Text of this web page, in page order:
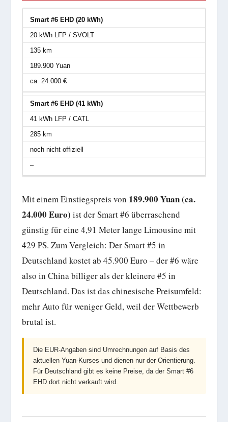
Smart #6 EHD (20 kWh)
20 kWh LFP / SVOLT
135 km
189.900 Yuan
ca. 24.000 €
Smart #6 EHD (41 kWh)
41 kWh LFP / CATL
285 km
noch nicht offiziell
–
Mit einem Einstiegspreis von 189.900 Yuan (ca.
24.000 Euro) ist der Smart #6 überraschend
günstig für eine 4,91 Meter lange Limousine mit
429 PS. Zum Vergleich: Der Smart #5 in
Deutschland kostet ab 45.900 Euro – der #6 wäre
also in China billiger als der kleinere #5 in
Deutschland. Das ist das chinesische Preisumfeld:
mehr Auto für weniger Geld, weil der Wettbewerb
brutal ist.
Die EUR-Angaben sind Umrechnungen auf Basis des
aktuellen Yuan-Kurses und dienen nur der Orientierung.
Für Deutschland gibt es keine Preise, da der Smart #6
EHD dort nicht verkauft wird.